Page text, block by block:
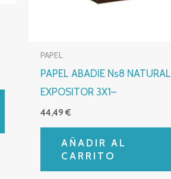
PAPEL
PAPEL ABADIE Ns8 NATURAL
EXPOSITOR 3X1–
44,49€
AÑADIR AL
CARRITO